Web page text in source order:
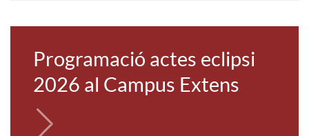
Programació actes eclipsi
2026 al Campus Extens